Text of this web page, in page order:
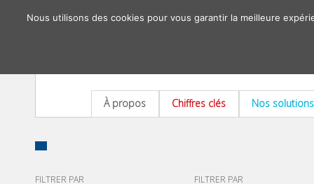
À propos Chiffres clés Nos solutions
FILTRER PAR FILTRER PAR
Nous utilisons des cookies pour vous garantir la meilleure